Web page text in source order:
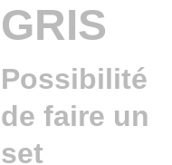
GRIS
Possibilité
de faire un
set